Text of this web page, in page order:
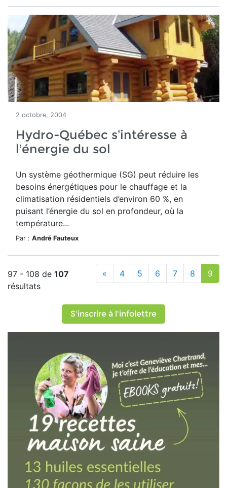
2 octobre, 2004
Hydro-Québec s’intéresse à
l’énergie du sol
Un système géothermique (SG) peut réduire les
besoins énergétiques pour le chauffage et la
climatisation résidentiels d’environ 60 %, en
puisant l’énergie du sol en profondeur, où la
température...
Par : André Fauteux
97 - 108 de 107
résultats
« 4 5 6 7 8 9
S'inscrire à l'infolettre